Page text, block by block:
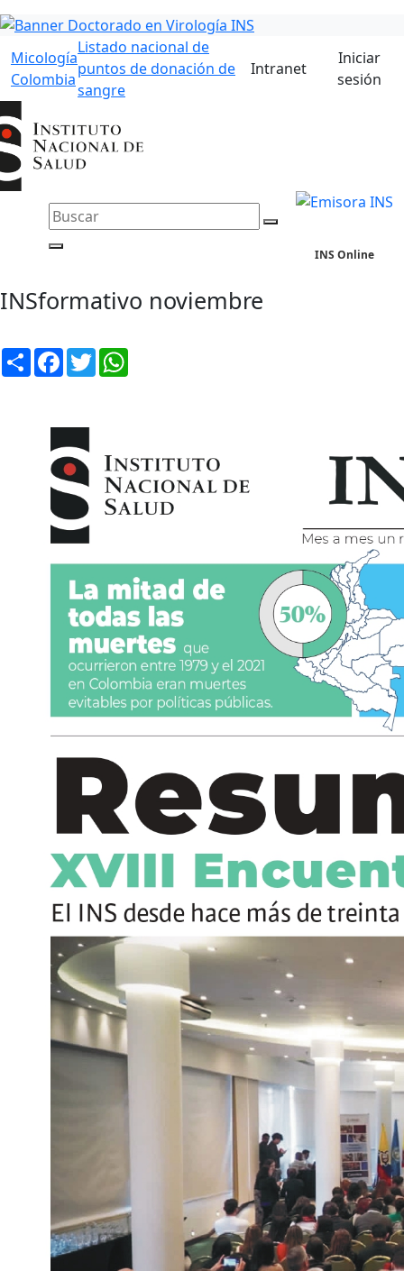
Micología
Colombia
Listado nacional de
puntos de donación de
sangre
Intranet
Iniciar
sesión
INS Online
INSformativo noviembre
Compartir
Facebook
Twitter